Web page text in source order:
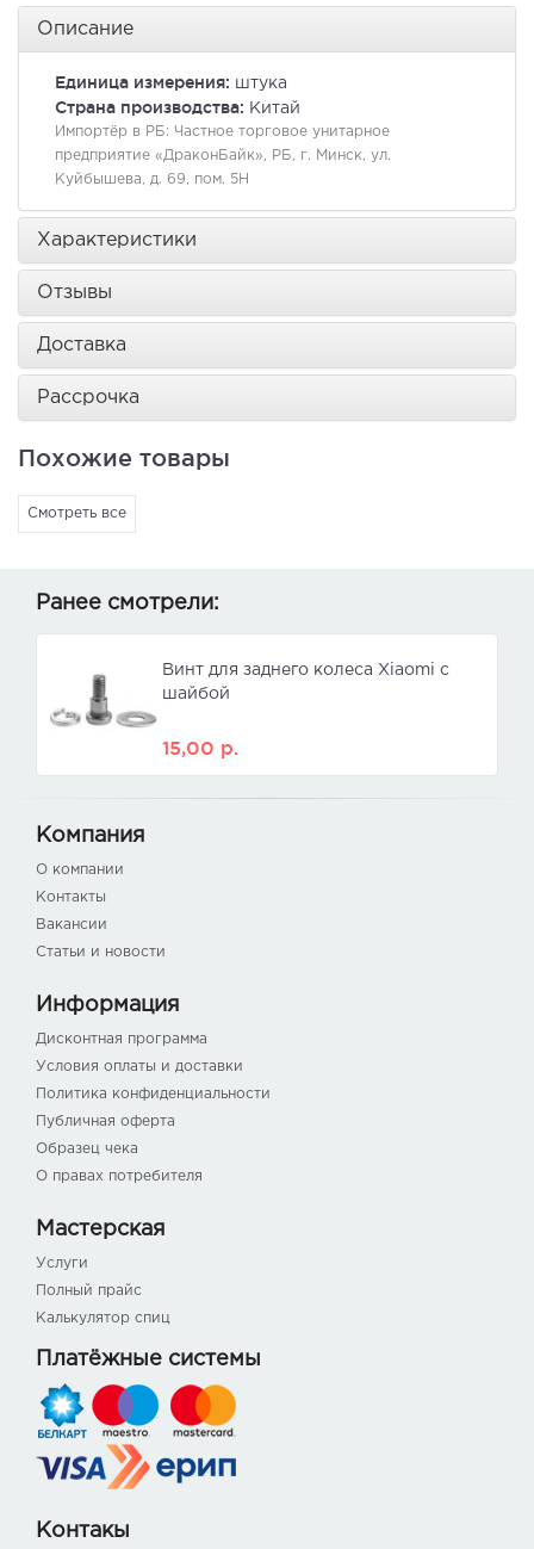
Описание
Единица измерения: штука
Страна производства: Китай
Импортёр в РБ: Частное торговое унитарное
предприятие «ДраконБайк», РБ, г. Минск, ул.
Куйбышева, д. 69, пом. 5Н
Характеристики
Отзывы
Доставка
Рассрочка
Похожие товары
Смотреть все
Ранее смотрели:
Винт для заднего колеса Xiaomi с
шайбой
15,00 р.
Компания
О компании
Контакты
Вакансии
Статьи и новости
Информация
Дисконтная программа
Условия оплаты и доставки
Политика конфиденциальности
Публичная оферта
Образец чека
О правах потребителя
Мастерская
Услуги
Полный прайс
Калькулятор спиц
Платёжные системы
Контакы